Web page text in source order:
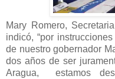
Mary Romero,
indicó, “por
de nuestro gobernador
dos años de ser
Aragua, estamos